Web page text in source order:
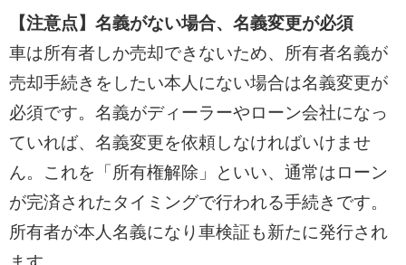
【注意点】名義がない場合、名義変更が必須
車は所有者しか売却できないため、所有者名義が
売却手続きをしたい本人にない場合は名義変更が
必須です。名義がディーラーやローン会社になっ
ていれば、名義変更を依頼しなければいけませ
ん。これを「所有権解除」といい、通常はローン
が完済されたタイミングで行われる手続きです。
所有者が本人名義になり車検証も新たに発行され